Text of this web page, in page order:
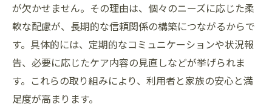
が欠かせません。その理由は、個々のニーズに応じた柔
軟な配慮が、長期的な信頼関係の構築につながるからで
す。具体的には、定期的なコミュニケーションや状況報
告、必要に応じたケア内容の見直しなどが挙げられま
す。これらの取り組みにより、利用者と家族の安心と満
足度が高まります。